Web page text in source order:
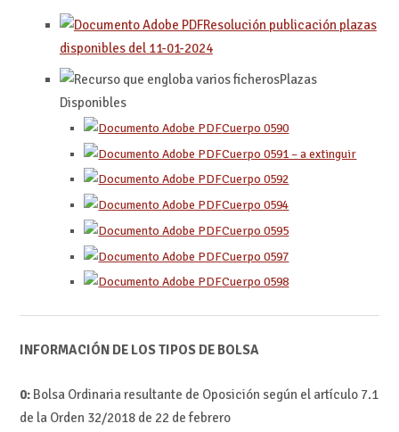
Resolución publicación plazas
disponibles del 11-01-2024
Plazas
Disponibles
Cuerpo 0590
Cuerpo 0591 – a extinguir
Cuerpo 0592
Cuerpo 0594
Cuerpo 0595
Cuerpo 0597
Cuerpo 0598
INFORMACIÓN DE LOS TIPOS DE BOLSA
0: Bolsa Ordinaria resultante de Oposición según el artículo 7.1
de la Orden 32/2018 de 22 de febrero